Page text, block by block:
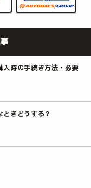
時の手続き方法・必要
きどうする？